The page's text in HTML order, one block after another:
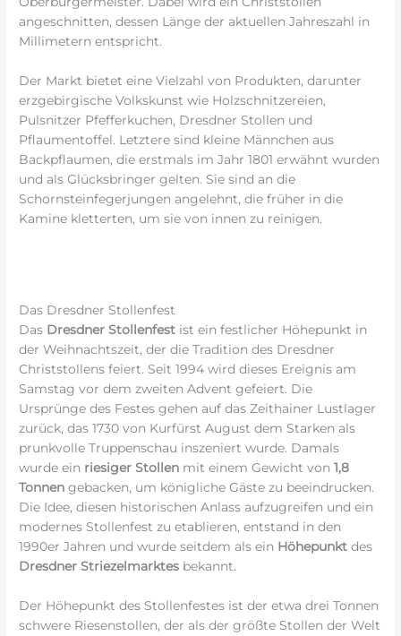
angeschnitten, dessen Länge der aktuellen Jahreszahl in
Millimetern entspricht.
Der Markt bietet eine Vielzahl von Produkten, darunter
erzgebirgische Volkskunst wie Holzschnitzereien,
Pulsnitzer Pfefferkuchen, Dresdner Stollen und
Pflaumentoffel. Letztere sind kleine Männchen aus
Backpflaumen, die erstmals im Jahr 1801 erwähnt wurden
und als Glücksbringer gelten. Sie sind an die
Schornsteinfegerjungen angelehnt, die früher in die
Kamine kletterten, um sie von innen zu reinigen.
Das Dresdner Stollenfest
Das Dresdner Stollenfest ist ein festlicher Höhepunkt in
der Weihnachtszeit, der die Tradition des Dresdner
Christstollens feiert. Seit 1994 wird dieses Ereignis am
Samstag vor dem zweiten Advent gefeiert. Die
Ursprünge des Festes gehen auf das Zeithainer Lustlager
zurück, das 1730 von Kurfürst August dem Starken als
prunkvolle Truppenschau inszeniert wurde. Damals
wurde ein riesiger Stollen mit einem Gewicht von1,8
Tonnengebacken, um königliche Gäste zu beeindrucken.
Die Idee, diesen historischen Anlass aufzugreifen und ein
modernes Stollenfest zu etablieren, entstand in den
1990er Jahren und wurde seitdem als ein Höhepunkt des
Dresdner Striezelmarktes bekannt.
Der Höhepunkt des Stollenfestes ist der etwa drei Tonnen
schwere Riesenstollen, der als der größte Stollen der Welt